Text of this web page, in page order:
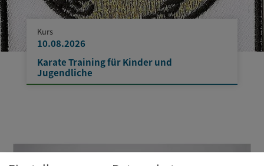
Kurs
10.08.2026
Karate Training für Kinder und
Jugendliche